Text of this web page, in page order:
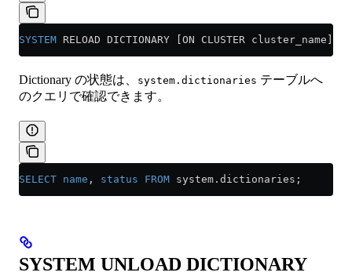
SYSTEM RELOAD DICTIONARY [ON CLUSTER cluster_name]
Dictionary の状態は、 system.dictionaries テーブルへ
のクエリで確認できます。
SELECT name , status FROM system . dictionaries ;
SYSTEM UNLOAD DICTIONARY